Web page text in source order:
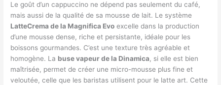
Le goût d’un cappuccino ne dépend pas seulement du café,
mais aussi de la qualité de sa mousse de lait. Le système
LatteCrema de la Magnifica Evo excelle dans la production
d’une mousse dense, riche et persistante, idéale pour les
boissons gourmandes. C’est une texture très agréable et
homogène. La buse vapeur de la Dinamica, si elle est bien
maîtrisée, permet de créer une micro-mousse plus fine et
veloutée, celle que les baristas utilisent pour le latte art. Cette